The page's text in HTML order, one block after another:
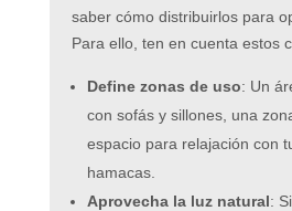
saber cómo distribuirlos para
Para ello, ten en cuenta estos
Define zonas de uso: Un
con sofás y sillones, una
espacio para relajación con
hamacas.
Aprovecha la luz natural: